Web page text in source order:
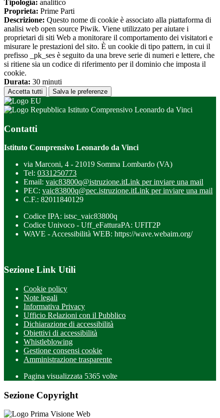
Tipologia: analitico
Proprieta: Prime Parti
Descrizione: Questo nome di cookie è associato alla piattaforma di
analisi web open source Piwik. Viene utilizzato per aiutare i
proprietari di siti Web a monitorare il comportamento dei visitatori e
misurare le prestazioni del sito. È un cookie di tipo pattern, in cui il
prefisso _pk_ses è seguito da una breve serie di numeri e lettere, che
si ritiene sia un codice di riferimento per il dominio che imposta il
cookie.
Durata: 30 minuti
Accetta tutti Salva le preferenze
Istituto Comprensivo Leonardo da Vinci
Contatti
Istituto Comprensivo Leonardo da Vinci
via Marconi, 4 - 21019 Somma Lombardo (VA)
Tel: 0331250773
Email: vaic83800q@istruzione.itLink per inviare una mail
PEC: vaic83800q@pec.istruzione.itLink per inviare una mail
C.F.: 82011840129
Codice IPA: istsc_vaic83800q
Codice Univoco - Uff_eFatturaPA: UFIT2P
WAVE - Accessibilità WEB: https://wave.webaim.org/
Sezione Link Utili
Cookie policy
Note legali
Informativa Privacy
Ufficio Relazioni con il Pubblico
Dichiarazione di accessibilità
Obiettivi di accessibilità
Whistleblowing
Gestione consensi cookie
Amministrazione trasparente
Pagina visualizzata 5365 volte
Sezione Copyright